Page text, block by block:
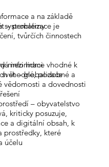
– problémy
mezi lidmi
– globalizace
– obyvatelstvo
a na základě
je
tvůrčích činnostech
informace vhodné k
shodné, podobné a
vědomosti a dovednosti
kriticky posuzuje,
a digitální obsah, k
prostředky, které
účelu